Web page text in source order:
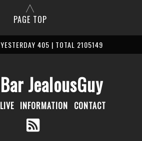
PAGE TOP
405 | TOTAL 2105149
JealousGuy
LIVE INFORMATION CONTACT